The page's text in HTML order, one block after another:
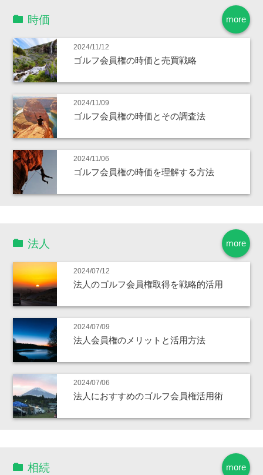
more
時価
2024/11/12
ゴルフ会員権の時価と売買戦略
2024/11/09
ゴルフ会員権の時価とその調査法
2024/11/06
ゴルフ会員権の時価を理解する方法
more
法人
2024/07/12
法人のゴルフ会員権取得を戦略的活用
2024/07/09
法人会員権のメリットと活用方法
2024/07/06
法人におすすめのゴルフ会員権活用術
more
相続